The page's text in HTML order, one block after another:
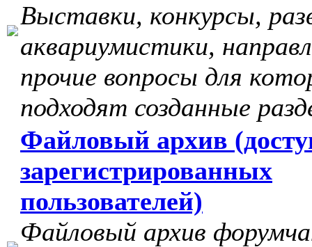
Выставки, конкурсы,
аквариумистики,
прочие вопросы для
подходят созданные
Файловый архив
зарегистрированных
пользователей)
Файловый архив